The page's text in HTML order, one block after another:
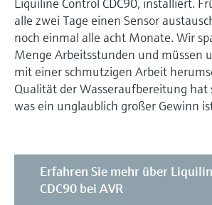
alle zwei Tage einen Sensor
noch einmal alle acht Monate. Wir
Menge Arbeitsstunden und müssen
mit einer schmutzigen Arbeit
Qualität der Wasseraufbereitung hat
was ein unglaublich großer Gewinn
Erfahren Sie mehr über
CDC90 bei AVR